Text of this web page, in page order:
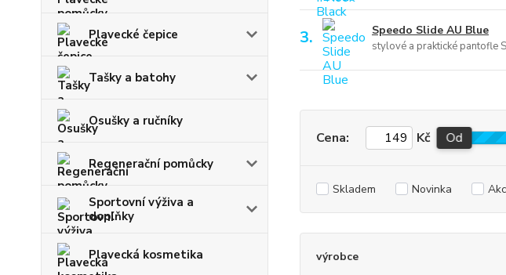
Plavecké čepice
Tašky a batohy
Osušky a ručníky
Regenerační pomůcky
Sportovní výživa a
doplňky
Plavecká kosmetika
3. Speedo Slide AU Blue
stylové a praktické pantofle
Cena: Kč Od
Skladem Novinka
výrobce